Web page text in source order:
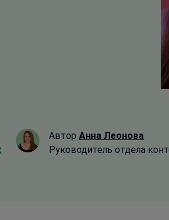
Автор Анна Леонова
Руководитель отдела